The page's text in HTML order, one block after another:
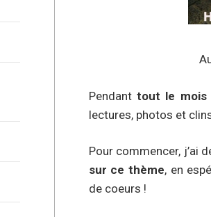
Pendant tout le mois
lectures, photos et
Pour commencer, j’ai
sur ce thème, en
de coeurs !